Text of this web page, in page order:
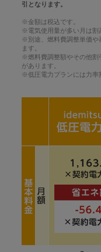
引となります。
※金額は税込です。
※電気使用量が多い月は割
※別途、燃料費調整単価や
ます。
※燃料費調整額やその他割
があります。
※低圧電力プランには力率